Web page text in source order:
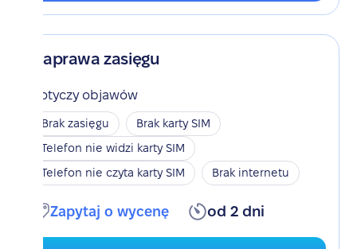
Naprawa zasięgu
Dotyczy objawów
Brak zasięgu
Brak karty SIM
Telefon nie widzi karty SIM
Telefon nie czyta karty SIM
Brak internetu
Zapytaj o wycenę od 2 dni